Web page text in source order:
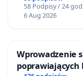
58 Podpisy / 24
6 Aug 2026
Wprowadzenie
poprawiających